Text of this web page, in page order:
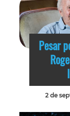
Pesar
2 de